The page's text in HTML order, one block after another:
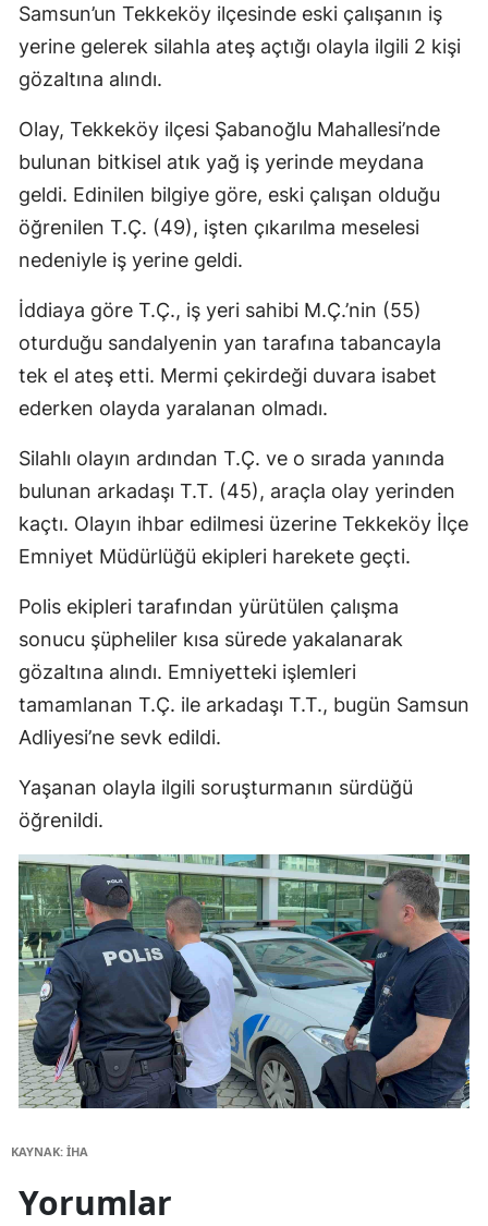
Samsun’un Tekkeköy ilçesinde eski çalışanın iş
yerine gelerek silahla ateş açtığı olayla ilgili 2 kişi
gözaltına alındı.
Olay, Tekkeköy ilçesi Şabanoğlu Mahallesi’nde
bulunan bitkisel atık yağ iş yerinde meydana
geldi. Edinilen bilgiye göre, eski çalışan olduğu
öğrenilen T.Ç. (49), işten çıkarılma meselesi
nedeniyle iş yerine geldi.
İddiaya göre T.Ç., iş yeri sahibi M.Ç.’nin (55)
oturduğu sandalyenin yan tarafına tabancayla
tek el ateş etti. Mermi çekirdeği duvara isabet
ederken olayda yaralanan olmadı.
Silahlı olayın ardından T.Ç. ve o sırada yanında
bulunan arkadaşı T.T. (45), araçla olay yerinden
kaçtı. Olayın ihbar edilmesi üzerine Tekkeköy İlçe
Emniyet Müdürlüğü ekipleri harekete geçti.
Polis ekipleri tarafından yürütülen çalışma
sonucu şüpheliler kısa sürede yakalanarak
gözaltına alındı. Emniyetteki işlemleri
tamamlanan T.Ç. ile arkadaşı T.T., bugün Samsun
Adliyesi’ne sevk edildi.
Yaşanan olayla ilgili soruşturmanın sürdüğü
öğrenildi.
KAYNAK: İHA
Yorumlar